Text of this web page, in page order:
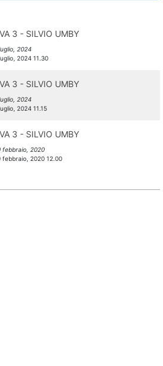
3 - SILVIO UMBY
2024
2024 11.30
3 - SILVIO UMBY
2024
2024 11.15
3 - SILVIO UMBY
febbraio, 2020
febbraio, 2020 12.00